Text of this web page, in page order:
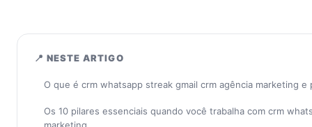
📍 NESTE ARTIGO
O que é crm whatsapp streak gmail crm agência marketing
Os 10 pilares essenciais quando você trabalha com crm